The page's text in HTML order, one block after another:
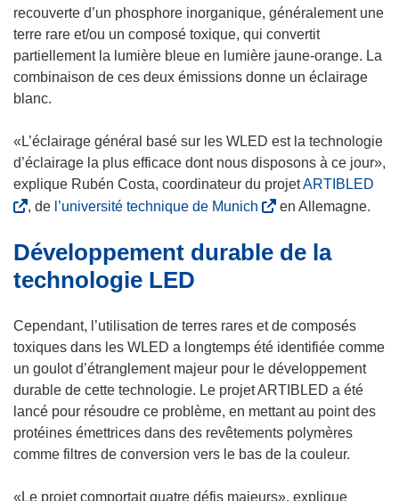
recouverte d’un phosphore inorganique, généralement une
terre rare et/ou un composé toxique, qui convertit
partiellement la lumière bleue en lumière jaune-orange. La
combinaison de ces deux émissions donne un éclairage
blanc.
«L’éclairage général basé sur les WLED est la technologie
d’éclairage la plus efficace dont nous disposons à ce jour»,
explique Rubén Costa, coordinateur du projetARTIBLED
d
s
, de l’université technique de Munich
’
r
e
d
a
n
s
u
en Allemagne.
Développement durable de la
technologie LED
Cependant, l’utilisation de terres rares et de composés
toxiques dans les WLED a longtemps été identifiée comme
un goulot d’étranglement majeur pour le développement
durable de cette technologie. Le projet ARTIBLED a été
lancé pour résoudre ce problème, en mettant au point des
protéines émettrices dans des revêtements polymères
comme filtres de conversion vers le bas de la couleur.
«Le projet comportait quatre défis majeurs», explique